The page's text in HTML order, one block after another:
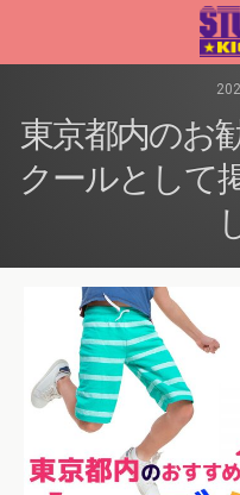
東京都内のお
クールとして